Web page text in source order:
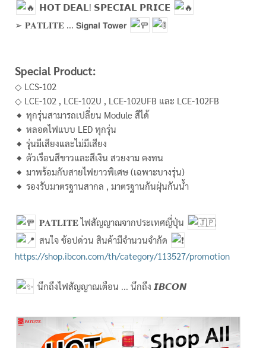
𝗛𝗢𝗧 𝗗𝗘𝗔𝗟! 𝗦𝗣𝗘𝗖𝗜𝗔𝗟 𝗣𝗥𝗜𝗖𝗘
➢ 𝐏𝐀𝐓𝐋𝐈𝐓𝐄 ... 𝗦𝗶𝗴𝗻𝗮𝗹 𝗧𝗼𝘄𝗲𝗿
Special Product:
◇ LCS-102
◇ LCE-102 , LCE-102U , LCE-102UFB และ LCE-102FB
◆ ทุกรุ่นสามารถเปลี่ยน Module สีได้
◆ หลอดไฟแบบ LED ทุกรุ่น
◆ รุ่นมีเสียงและไม่มีเสียง
◆ ตัวเรือนสีขาวและสีเงิน สวยงาม คงทน
◆ มาพร้อมกับสายไฟยาวพิเศษ (เฉพาะบางรุ่น)
◆ รองรับมาตรฐานสากล , มาตรฐานกันฝุ่นกันน้ำ
𝐏𝐀𝐓𝐋𝐈𝐓𝐄 ไฟสัญญาณจากประเทศญี่ปุ่น
สนใจ ช้อปด่วน สินค้ามีจำนวนจำกัด
https://shop.ibcon.com/th/category/113527/promotion
นึกถึงไฟสัญญาณเตือน ... นึกถึง 𝙄𝘽𝘾𝙊𝙉